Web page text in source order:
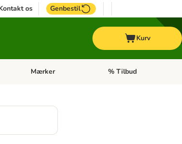
os Genbestil
Kurv
Åben kategori menu: Diætfoder
Mærker Åben kategori menu:
% Tilbud